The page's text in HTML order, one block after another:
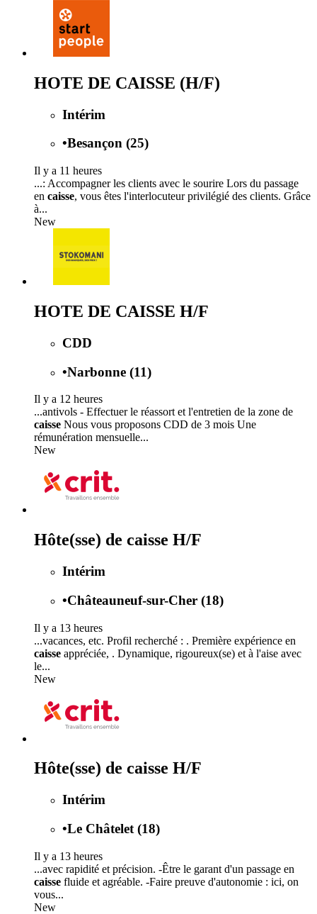
HOTE DE CAISSE (H/F)
Intérim
•Besançon (25)
Il y a 11 heures
...: Accompagner les clients avec le sourire Lors du passage
en caisse, vous êtes l'interlocuteur privilégié des clients. Grâce
à...
New
HOTE DE CAISSE H/F
CDD
•Narbonne (11)
Il y a 12 heures
...antivols - Effectuer le réassort et l'entretien de la zone de
caisse Nous vous proposons CDD de 3 mois Une
rémunération mensuelle...
New
Hôte(sse) de caisse H/F
Intérim
•Châteauneuf-sur-Cher (18)
Il y a 13 heures
...vacances, etc. Profil recherché : . Première expérience en
caisse appréciée, . Dynamique, rigoureux(se) et à l'aise avec
le...
New
Hôte(sse) de caisse H/F
Intérim
•Le Châtelet (18)
Il y a 13 heures
...avec rapidité et précision. -Être le garant d'un passage en
caisse fluide et agréable. -Faire preuve d'autonomie : ici, on
vous...
New